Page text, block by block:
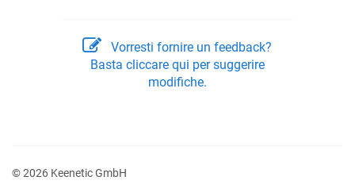
Vorresti fornire un feedback?
Basta cliccare qui per suggerire
modifiche.
© 2026 Keenetic GmbH